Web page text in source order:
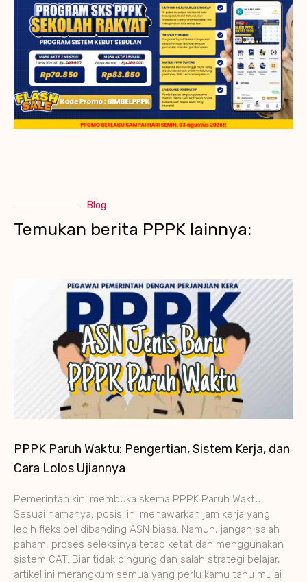
Blog
Temukan berita PPPK lainnya:
PPPK Paruh Waktu: Pengertian, Sistem Kerja, dan
Cara Lolos Ujiannya
Pemerintah kini membuka skema PPPK Paruh Waktu.
Sesuai namanya, posisi ini menawarkan jam kerja yang
lebih fleksibel dibanding ASN biasa. Namun, jangan salah
paham, proses seleksinya tetap ketat dan menggunakan
sistem CAT. Biar tidak bingung dan salah strategi belajar,
artikel ini merangkum semua yang perlu kamu tahu mulai